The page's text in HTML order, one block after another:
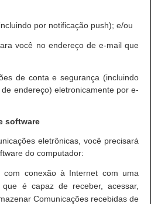
por notificação push); e/ou
você no endereço de e-mail que
de conta e segurança (incluindo
endereço) eletronicamente por e-
software
eletrônicas, você precisará
do computador:
com conexão à Internet com uma
é capaz de receber, acessar,
Comunicações recebidas de